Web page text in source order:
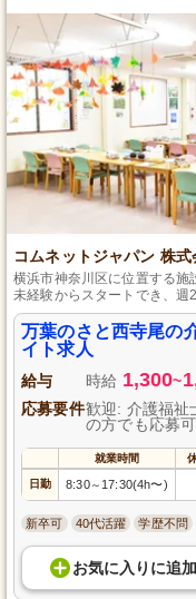
コムネットジャパン 株式
横浜市神奈川区に位置する施
未経験からスタートでき、週
のペースで働きながら、ご
ます。プライベートとの両
万葉のさと西寺尾の
イト求人
給与 時給 1,300~
応募要件歓迎: 介護福
の方でも応募可
就業時間
日勤 8:30～ 17:30(4h〜)
新卒可 40代活躍 学歴不問
お気に入り に追加